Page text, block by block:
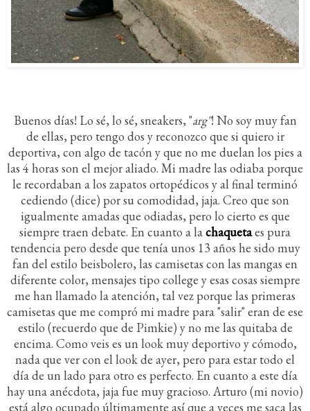
Buenos días! Lo sé, lo sé, sneakers, "arg"! No soy muy fan
de ellas, pero tengo dos y reconozco que si quiero ir
deportiva, con algo de tacón y que no me duelan los pies a
las 4 horas son el mejor aliado. Mi madre las odiaba porque
le recordaban a los zapatos ortopédicos y al final terminó
cediendo (dice) por su comodidad, jaja. Creo que son
igualmente amadas que odiadas, pero lo cierto es que
siempre traen debate. En cuanto a lachaquetaes pura
tendencia pero desde que tenía unos 13 años he sido muy
fan del estilo beisbolero, las camisetas con las mangas en
diferente color, mensajes tipo college y esas cosas siempre
me han llamado la atención, tal vez porque las primeras
camisetas que me compró mi madre para "salir" eran de ese
estilo (recuerdo que de Pimkie) y no me las quitaba de
encima. Como veis es un look muy deportivo y cómodo,
nada que ver con el look de ayer, pero para estar todo el
día de un lado para otro es perfecto. En cuanto a este día
hay una anécdota, jaja fue muy gracioso. Arturo (mi novio)
está algo ocupado últimamente así que a veces me saca las